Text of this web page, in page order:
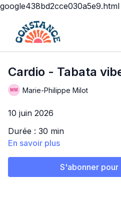
google438bd2cce030a5e9.html
Cardio - Tabata
Marie-Philippe Milot
10 juin 2026
Durée : 30 min
Matériel : Tapis seulement
OKKKKK on est back avec
vous fera suer et travailler
En savoir plus
S'abonner